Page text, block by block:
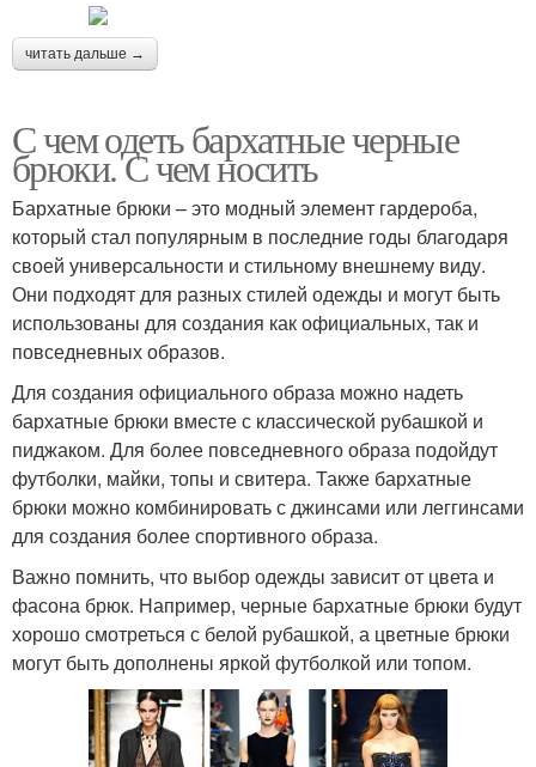
читать дальше →
С чем одеть бархатные черные
брюки. С чем носить
Бархатные брюки – это модный элемент гардероба,
который стал популярным в последние годы благодаря
своей универсальности и стильному внешнему виду.
Они подходят для разных стилей одежды и могут быть
использованы для создания как официальных, так и
повседневных образов.
Для создания официального образа можно надеть
бархатные брюки вместе с классической рубашкой и
пиджаком. Для более повседневного образа подойдут
футболки, майки, топы и свитера. Также бархатные
брюки можно комбинировать с джинсами или леггинсами
для создания более спортивного образа.
Важно помнить, что выбор одежды зависит от цвета и
фасона брюк. Например, черные бархатные брюки будут
хорошо смотреться с белой рубашкой, а цветные брюки
могут быть дополнены яркой футболкой или топом.